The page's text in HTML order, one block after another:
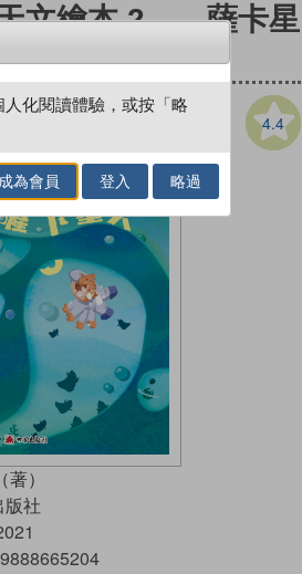
文繪本 2——薩卡星
4.4
）
版社
化閱讀體驗，或按「略
成為會員 登入 略過